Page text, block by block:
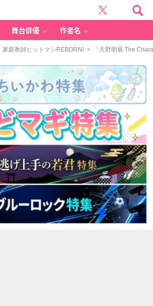
舞台俳優 作者名
家庭教師ヒットマンREBORN! > 「天野明展 The